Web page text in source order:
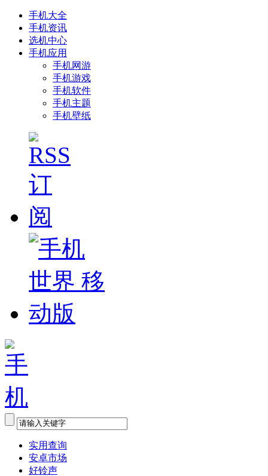
手机大全
手机资讯
选机中心
手机应用
手机网游
手机游戏
手机软件
手机主题
手机壁纸
实用查询
安卓市场
好铃声